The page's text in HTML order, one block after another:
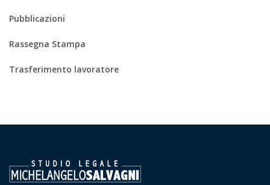
Pubblicazioni
Rassegna Stampa
Trasferimento lavoratore